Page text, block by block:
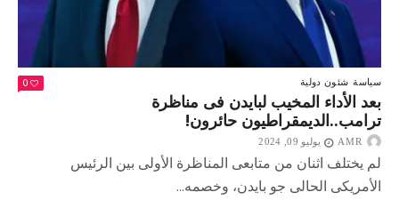
سياسة شئون دولية 0
بعد الأداء المخيب لبايدن فى مناظرة
ترامب..الديمقراطيون حائرون!
AMR يوليو 09, 2024
لم يختلف اثنان من متابعى المناظرة الأولى بين الرئيس
الأمريكى الحالى جو بايدن، وخصمه...